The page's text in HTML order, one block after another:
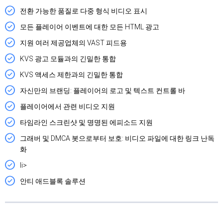
전환 가능한 품질로 다중 형식 비디오 표시
모든 플레이어 이벤트에 대한 모든 HTML 광고
지원 여러 제공업체의 VAST 피드용
KVS 광고 모듈과의 긴밀한 통합
KVS 액세스 제한과의 긴밀한 통합
자신만의 브랜딩: 플레이어의 로고 및 텍스트 컨트롤 바
플레이어에서 관련 비디오 지원
타임라인 스크린샷 및 명명된 에피소드 지원
그래버 및 DMCA 봇으로부터 보호: 비디오 파일에 대한 링크 난독
화
li>
안티 애드블록 솔루션